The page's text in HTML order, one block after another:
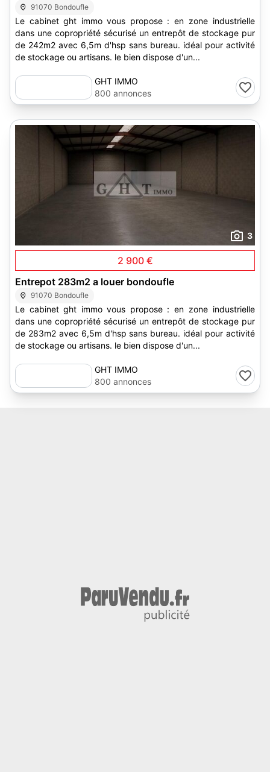
91070 Bondoufle
Le cabinet ght immo vous propose : en zone industrielle
dans une copropriété sécurisé un entrepôt de stockage pur
de 242m2 avec 6,5m d'hsp sans bureau. idéal pour activité
de stockage ou artisans. le bien dispose d'un...
GHT IMMO
800 annonces
3
2 900 €
Entrepot 283m2 a louer bondoufle
91070 Bondoufle
Le cabinet ght immo vous propose : en zone industrielle
dans une copropriété sécurisé un entrepôt de stockage pur
de 283m2 avec 6,5m d'hsp sans bureau. idéal pour activité
de stockage ou artisans. le bien dispose d'un...
GHT IMMO
800 annonces